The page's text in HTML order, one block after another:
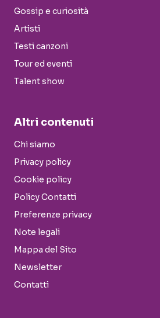
Gossip e curiosità
Artisti
Testi canzoni
Tour ed eventi
Talent show
Altri contenuti
Chi siamo
Privacy policy
Cookie policy
Policy Contatti
Preferenze privacy
Note legali
Mappa del Sito
Newsletter
Contatti